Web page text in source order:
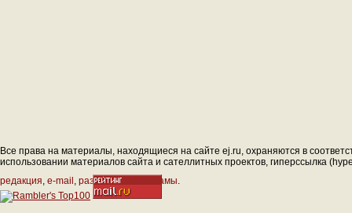
Все права на материалы, находящиеся на сайте ej.ru, охраняются в
использовании материалов сайта и сателлитных проектов, гиперссылка
редакция, e-mail , размещение рекламы.